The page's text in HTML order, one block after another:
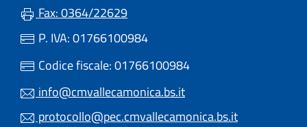
Fax: 0364/22629
P. IVA: 01766100984
Codice fiscale: 01766100984
info@cmvallecamonica.bs.it
protocollo@pec.cmvallecamonica.bs.it